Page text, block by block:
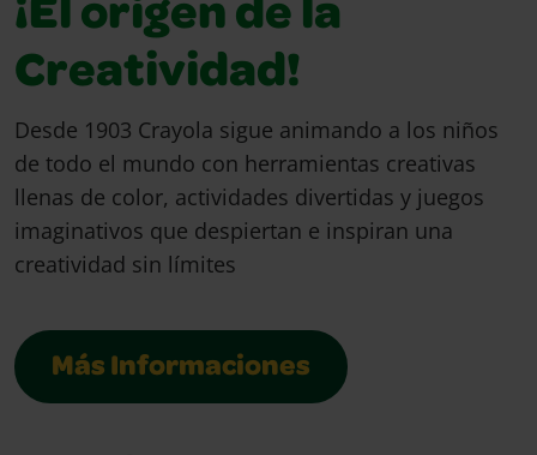
¡El origen de la
Creatividad!
Desde 1903 Crayola sigue animando a los niños
de todo el mundo con herramientas creativas
llenas de color, actividades divertidas y juegos
imaginativos que despiertan e inspiran una
creatividad sin límites
Más Informaciones